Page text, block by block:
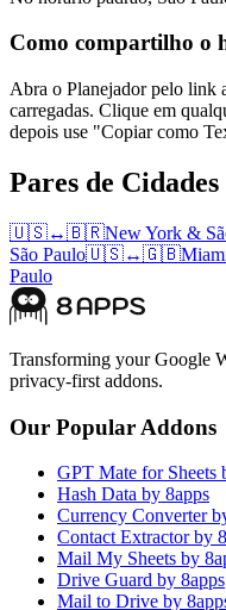
Como compartilho o
Abra o Planejador pelo link
carregadas. Clique em
depois use "Copiar como
Pares de
🇺🇸↔🇧🇷New York &
São Paulo🇺🇸↔🇬🇧
Paulo
Transforming your Google
privacy-first addons.
Our Popular Addons
GPT Mate for Sheets
Hash Data by 8apps
Currency Converter
Contact Extractor by
Mail My Sheets by
Drive Guard by 8apps
Mail to Drive by